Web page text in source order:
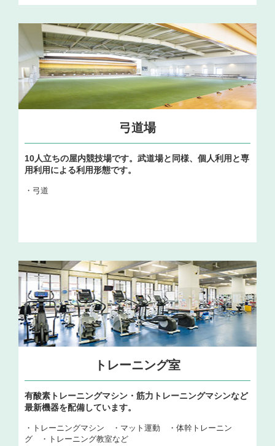
弓道場
10人立ちの屋内競技場です。武道場と同様、個人利用と専
用利用による利用形態です。
・弓道
トレーニング室
有酸素トレーニングマシン・筋力トレーニングマシンなど
最新機器を配備しています。
・トレーニングマシン ・マット運動 ・体幹トレーニン
グ ・トレーニング教室など